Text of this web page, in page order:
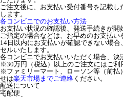
ご注文後に、お支払い受付番号を記載
します。
各コンビニでのお支払い方法
お支払い状況の確認後、発送手続きが
ご指定の場合などは、お早めのお支払い
14日以内にお支払いが確認できない場
セルいたします。
各コンビニでお支払いいただく場合、決
※30万円（税込）以上のご注文にはご利
※ファミリーマート、ローソン等（前払
せは楽天市場までご連絡 ください。
配送について
宅配便